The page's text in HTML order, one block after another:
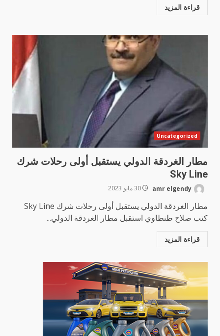
قراءة المزيد
Uncategorized
مطار الغردقة الدولي يستقبل أولى رحلات شرك
Sky Line
كتب صلاح طنطاوي استقبل مطار الغردقة الدولي...
قراءة المزيد